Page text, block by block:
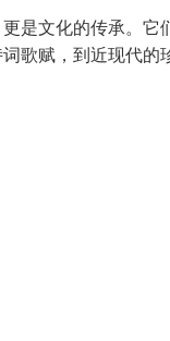
是文化的传承。
歌赋，到近现代